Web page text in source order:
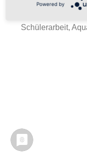
« Schülerarbeit,
Schülerarbeit,
Powered by